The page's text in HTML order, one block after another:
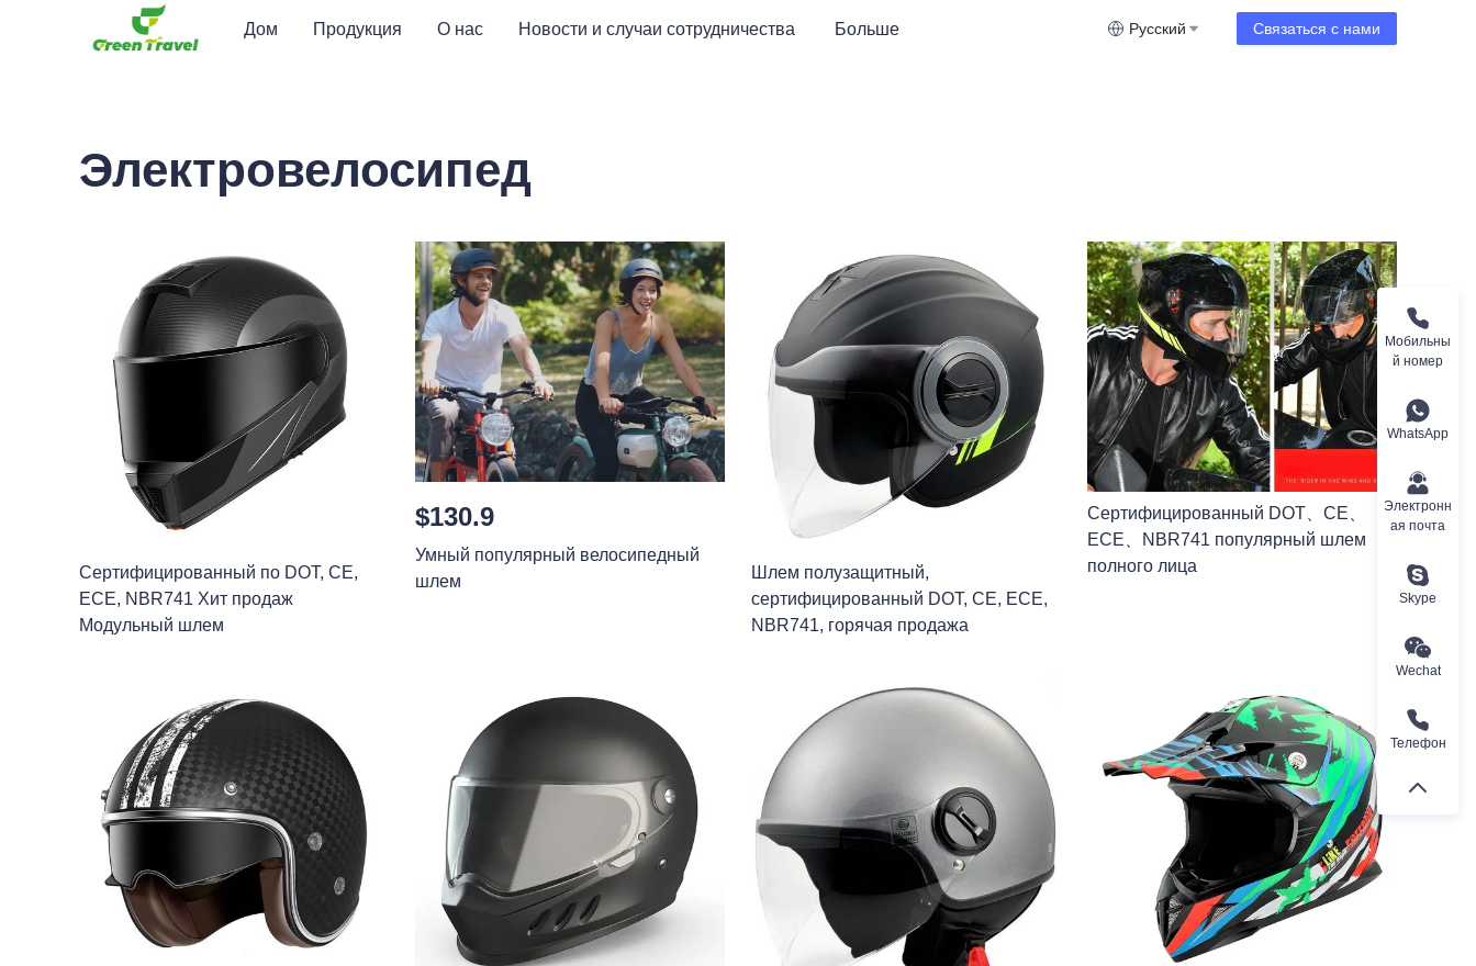
Дом Продукция О нас Новости и случаи сотрудничества Больше Русский Связаться с нами
Электровелосипед
Сертифицированный по DOT, CE,
ECE, NBR741 Хит продаж
Модульный шлем
$130.9
Умный популярный велосипедный
шлем
Шлем полузащитный,
сертифицированный DOT, CE, ECE,
NBR741, горячая продажа
Сертифицированный DOT、CE、
ECE、NBR741 популярный шлем
полного лица
Мобильны
й номер
WhatsApp
Электронн
ая почта
Skype
Wechat
Телефон